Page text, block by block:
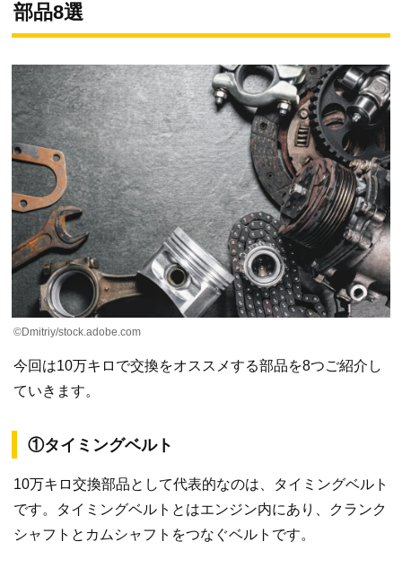
部品8選
©Dmitriy/stock.adobe.com
今回は10万キロで交換をオススメする部品を8つご紹介し
ていきます。
①タイミングベルト
10万キロ交換部品として代表的なのは、タイミングベルト
です。タイミングベルトとはエンジン内にあり、クランク
シャフトとカムシャフトをつなぐベルトです。